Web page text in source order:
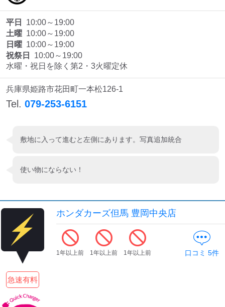
車種
検索する
平日
10:00～19:00
土曜 10:00～19:00
日曜 10:00～19:00
祝祭日
10:00～19:00
水曜・祝日を除く第2・3火曜定休
兵庫県姫路市花田町一本松126-1
Tel. 079-253-6151
敷地に入って進むと左側にあります。写真追加統合
使い物にならない！
ホンダカーズ但馬 豊岡中央店
急速有料
1年以上前 1年以上前 1年以上前 口コミ 5件